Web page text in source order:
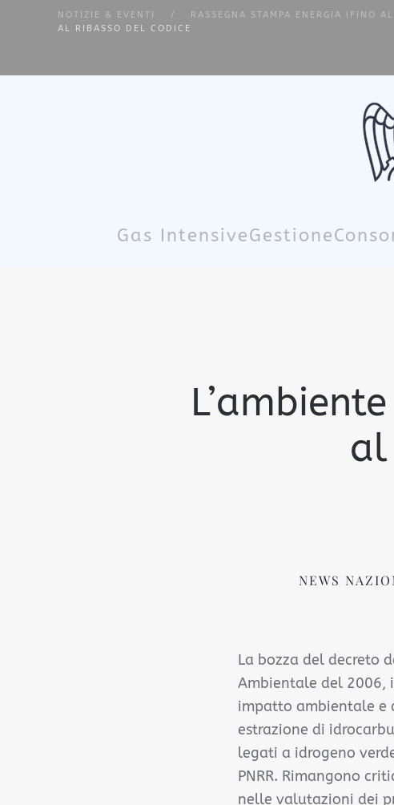
NOTIZIE & EVENTI RASSEGNA STAMPA ENERGIA (FINO
AL RIBASSO DEL CODICE
Gas IntensiveGestione
al
NEWS
La bozza del decreto
Ambientale del 2006,
impatto ambientale e
estrazione di
legati a idrogeno
PNRR. Rimangono
nelle valutazioni dei